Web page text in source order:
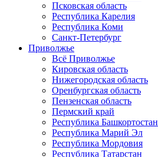
Псковская область
Республика Карелия
Республика Коми
Санкт-Петербург
Приволжье
Всё Приволжье
Кировская область
Нижегородская область
Оренбургская область
Пензенская область
Пермский край
Республика Башкортостан
Республика Марий Эл
Республика Мордовия
Республика Татарстан